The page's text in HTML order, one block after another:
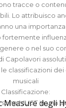
tracce o
Lo attribuisco
una
fortemente
o nel suo
Capolavori
classificazioni
musicali
Classificazione:
MUST in una